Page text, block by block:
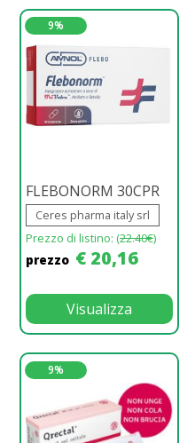
9%
FLEBONORM 30CPR
Ceres pharma italy srl
Prezzo di listino: (22.40€)
prezzo € 20,16
Visualizza
9%